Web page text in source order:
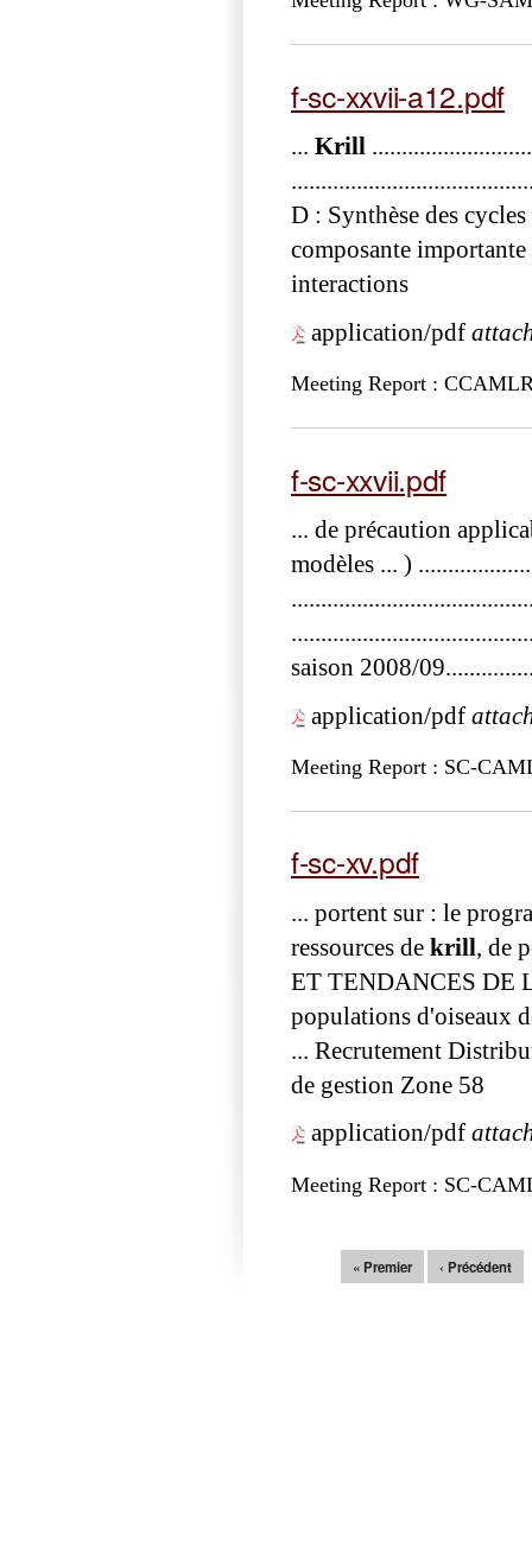
f-sc-xxvii-a12.pdf
... Krill
D : Synthèse des
composante
interactions
application/pdf
Meeting Report :
f-sc-xxvii.pdf
... de précaution
modèles ... )
saison 2008/
application/pdf
Meeting Report : SC-
f-sc-xv.pdf
... portent sur : le
ressources de krill , de
ET TENDANCES DE
populations d'oiseaux
... Recrutement
de gestion Zone 58
application/pdf
Meeting Report : SC-
« Premier ‹ Précédent